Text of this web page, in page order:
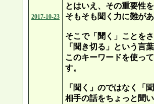
2017-10-23
とはいえ、その重要性
そもそも聞く力に難が
そこで「聞く」ことを
「聞き切る」という言
このキーワードを使っ
す。
「聞く」のではなく「
相手の話をちょっと聞